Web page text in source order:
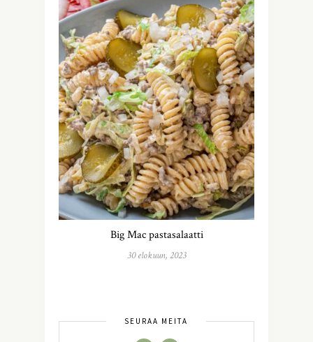
Big Mac pastasalaatti
30 elokuun, 2023
SEURAA MEITÄ